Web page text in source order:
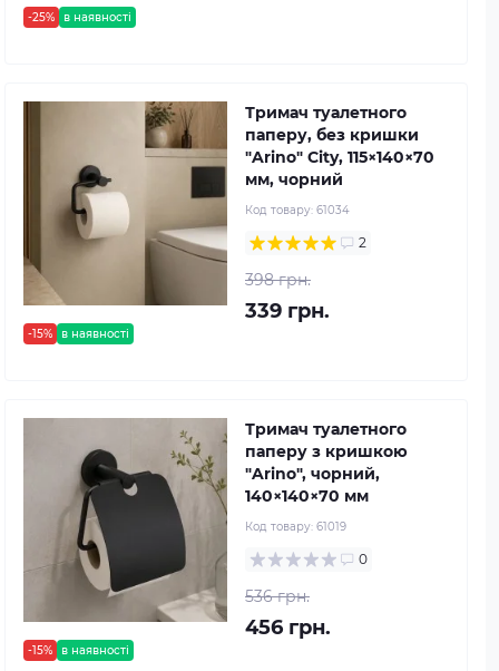
-25% в наявності
-15% в наявності
Тримач туалетного
паперу, без кришки
"Arino" City, 115×140×70
мм, чорний
Код товару: 61034
2
398 грн.
339 грн.
-15% в наявності
Тримач туалетного
паперу з кришкою
"Arino", чорний,
140×140×70 мм
Код товару: 61019
0
536 грн.
456 грн.